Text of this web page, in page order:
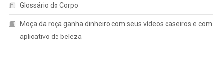
Glossário do Corpo
Moça da roça ganha dinheiro com seus vídeos caseiros e com
aplicativo de beleza